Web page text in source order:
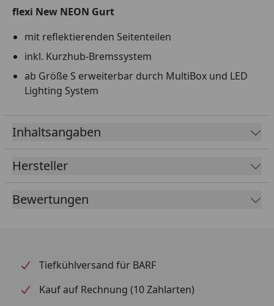
flexi New NEON Gurt
mit reflektierenden Seitenteilen
inkl. Kurzhub-Bremssystem
ab Größe S erweiterbar durch MultiBox und LED
Lighting System
Inhaltsangaben
Hersteller
Bewertungen
Tiefkühlversand für BARF
Kauf auf Rechnung (10 Zahlarten)